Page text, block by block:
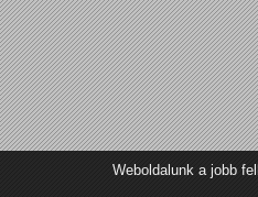
Weboldalunk a jobb